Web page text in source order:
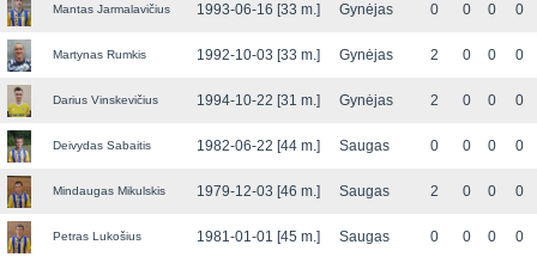
Mantas Jarmalavičius 1993-06-16 [33 m.] Gynėjas 0 0 0 0
Martynas Rumkis 1992-10-03 [33 m.] Gynėjas 2 0 0 0
Darius Vinskevičius 1994-10-22 [31 m.] Gynėjas 2 0 0 0
Deivydas Sabaitis 1982-06-22 [44 m.] Saugas 0 0 0 0
Mindaugas Mikulskis 1979-12-03 [46 m.] Saugas 2 0 0 0
Petras Lukošius 1981-01-01 [45 m.] Saugas 0 0 0 0